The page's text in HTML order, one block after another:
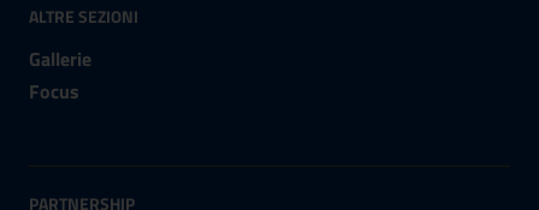
ALTRE SEZIONI
Gallerie
Focus
PARTNERSHIP